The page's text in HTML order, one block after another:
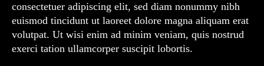
consectetuer adipiscing elit, sed diam nonummy nibh
euismod tincidunt ut laoreet dolore magna aliquam erat
volutpat. Ut wisi enim ad minim veniam, quis nostrud
exerci tation ullamcorper suscipit lobortis.